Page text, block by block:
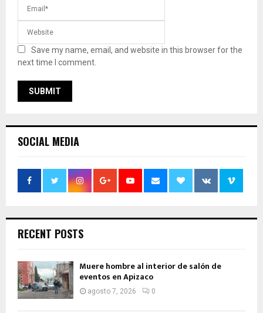
Save my name, email, and website in this browser for the
next time I comment.
SOCIAL MEDIA
RECENT POSTS
Muere hombre al interior de salón de
eventos en Apizaco
agosto 7, 2026 0